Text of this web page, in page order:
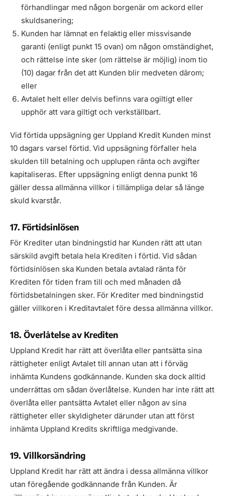
förhandlingar med någon borgenär om ackord eller
skuldsanering;
Kunden har lämnat en felaktig eller missvisande
garanti (enligt punkt 15 ovan) om någon omständighet,
och rättelse inte sker (om rättelse är möjlig) inom tio
(10) dagar från det att Kunden blir medveten därom;
eller
Avtalet helt eller delvis befinns vara ogiltigt eller
upphör att vara giltigt och verkställbart.
Vid förtida uppsägning ger Uppland Kredit Kunden minst
10 dagars varsel förtid. Vid uppsägning förfaller hela
skulden till betalning och upplupen ränta och avgifter
kapitaliseras. Efter uppsägning enligt denna punkt 16
gäller dessa allmänna villkor i tillämpliga delar så länge
skuld kvarstår.
17. Förtidsinlösen
För Krediter utan bindningstid har Kunden rätt att utan
särskild avgift betala hela Krediten i förtid. Vid sådan
förtidsinlösen ska Kunden betala avtalad ränta för
Krediten för tiden fram till och med månaden då
förtidsbetalningen sker. För Krediter med bindningstid
gäller villkoren i Kreditavtalet före dessa allmänna villkor.
18. Överlåtelse av Krediten
Uppland Kredit har rätt att överlåta eller pantsätta sina
rättigheter enligt Avtalet till annan utan att i förväg
inhämta Kundens godkännande. Kunden ska dock alltid
underrättas om sådan överlåtelse. Kunden har inte rätt att
överlåta eller pantsätta Avtalet eller någon av sina
rättigheter eller skyldigheter därunder utan att först
inhämta Uppland Kredits skriftliga medgivande.
19. Villkorsändring
Uppland Kredit har rätt att ändra i dessa allmänna villkor
utan föregående godkännande från Kunden. Är